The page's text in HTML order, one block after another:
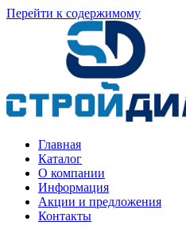
Перейти к содержимому
Главная
Каталог
О компании
Информация
Акции и предложения
Контакты